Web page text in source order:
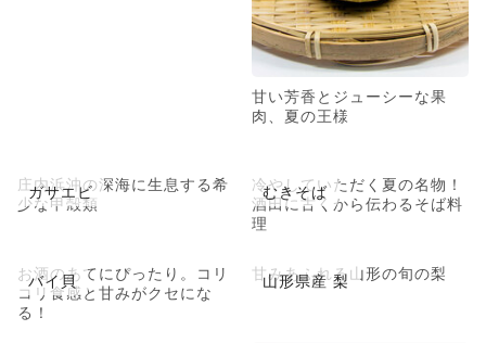
甘い芳香とジューシーな果
肉、夏の王様
ガサエビ
庄内浜沖の深海に生息する希
少な甲殻類
むきそば
冷やしていただく夏の名物！
酒田に古くから伝わるそば料
理
バイ貝
お酒のあてにぴったり。コリ
コリ食感と甘みがクセにな
る！
山形県産 梨
甘みあふれる山形の旬の梨